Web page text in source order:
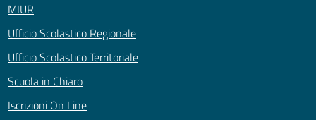
MIUR
Ufficio Scolastico Regionale
Ufficio Scolastico Territoriale
Scuola in Chiaro
Iscrizioni On Line